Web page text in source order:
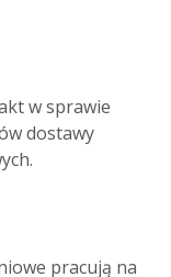
w sprawie
dostawy
pracują na